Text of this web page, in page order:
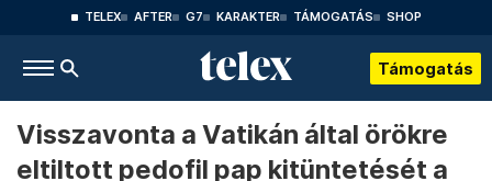
TELEX AFTER G7 KARAKTER TÁMOGATÁS SHOP
Támogatás
Visszavonta a Vatikán által örökre
eltiltott pedofil pap kitüntetését a